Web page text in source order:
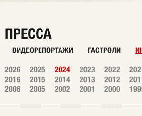
ПРЕССА
ВИДЕОРЕПОРТАЖИ ГАСТРОЛИ
2026 2025 2024 2023 2022
2016
2015 2014 2013 2012
2006
2005 2002 2001 2000